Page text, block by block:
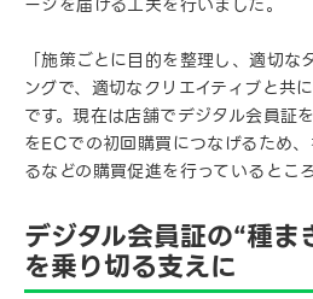
「施策ごとに目的を整理し、適切
ングで、適切なクリエイティブと共
です。現在は店舗でデジタル会員証
をECでの初回購買につなげるため
るなどの購買促進を行っているとこ
デジタル会員証の“種ま
を乗り切る支えに